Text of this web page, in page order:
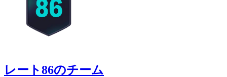
レート86のチーム